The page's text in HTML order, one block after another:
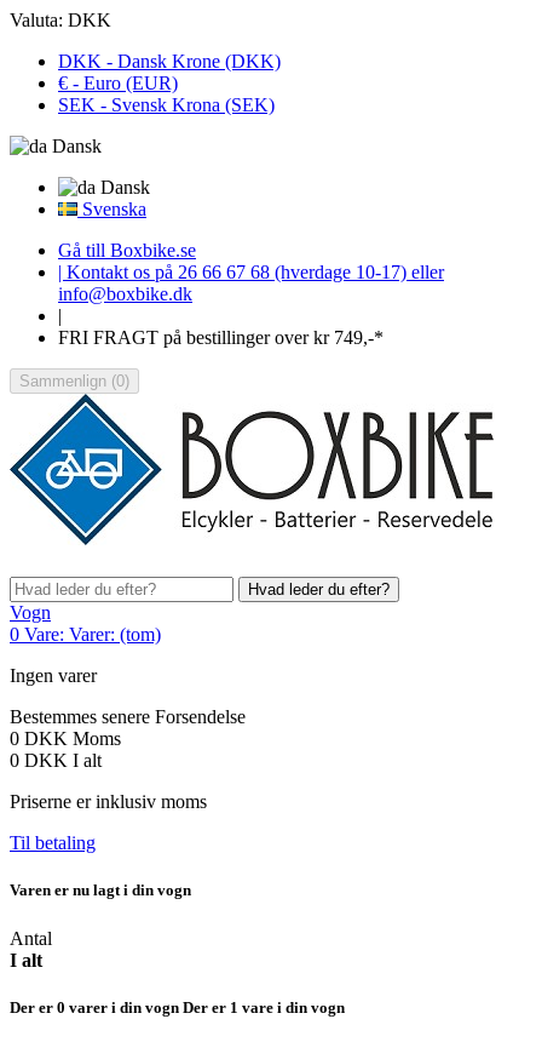
Valuta: DKK
DKK - Dansk Krone (DKK)
€ - Euro (EUR)
SEK - Svensk Krona (SEK)
Dansk
Dansk
Svenska
Gå till Boxbike.se
| Kontakt os på 26 66 67 68 (hverdage 10-17) eller
info@boxbike.dk
|
FRI FRAGT på bestillinger over kr 749,-*
Sammenlign (0)
Hvad leder du efter?
Vogn
0 Vare: Varer: (tom)
Ingen varer
Bestemmes senere Forsendelse
0 DKK Moms
0 DKK I alt
Priserne er inklusiv moms
Til betaling
Varen er nu lagt i din vogn
Antal
I alt
Der er 0 varer i din vogn Der er 1 vare i din vogn